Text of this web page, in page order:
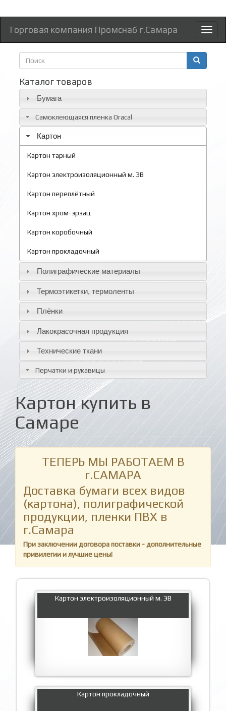
Торговая компания Промснаб г.Самара
Форма
поиска
Каталог товаров
Бумага
Самоклеющаяся пленка Oracal
Картон
Картон тарный
Картон электроизоляционный м. ЭВ
Картон переплётный
Картон хром-эрзац
Картон коробочный
Картон прокладочный
Полиграфические материалы
Термоэтикетки, термоленты
Плёнки
Лакокрасочная продукция
Технические ткани
Перчатки и рукавицы
Картон купить в
Самаре
ТЕПЕРЬ МЫ РАБОТАЕМ В
г.САМАРА
Доставка бумаги всех видов
(картона), полиграфической
продукции, пленки ПВХ в
г.Самара
При заключении договора поставки - дополнительные
привилегии и лучшие цены!
Картон электроизоляционный м. ЭВ
Картон прокладочный